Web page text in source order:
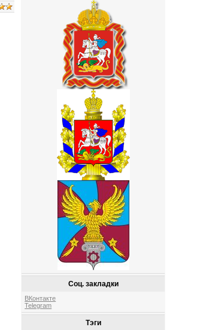
Соц. закладки
ВКонтакте
Telegram
Тэги